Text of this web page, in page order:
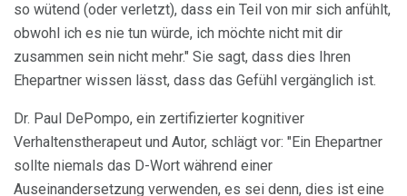
so wütend (oder verletzt), dass ein Teil von mir sich anfühlt,
obwohl ich es nie tun würde, ich möchte nicht mit dir
zusammen sein nicht mehr." Sie sagt, dass dies Ihren
Ehepartner wissen lässt, dass das Gefühl vergänglich ist.
Dr. Paul DePompo, ein zertifizierter kognitiver
Verhaltenstherapeut und Autor, schlägt vor: "Ein Ehepartner
sollte niemals das D-Wort während einer
Auseinandersetzung verwenden, es sei denn, dies ist eine